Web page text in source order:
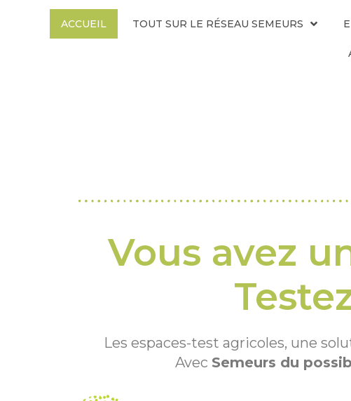
ACCUEIL TOUT SUR LE RÉSEAU SEMEURS
Vous avez
Les espaces-test agricoles, une
Avec Semeurs du